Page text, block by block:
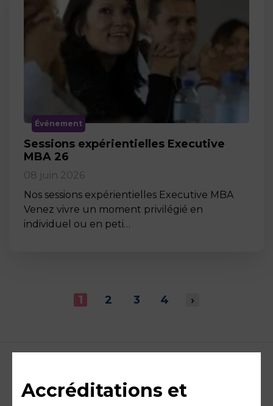
Événement
Sessions expérientielles Executive
MBA 26
08 juin 2026
Nos sessions expérientielles Executive MBA
Venez vivre un moment privilégié en
individuel ou en peti…
1 2 3 4 ›
Accréditations et